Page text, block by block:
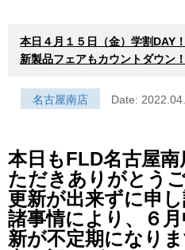
本日４月１５日（金）学割DAY
新製品フェアもカウントダウン
名古屋南店 Date:
本日もFLD名古屋
ただきありがとうご
更新が出来ずに申
諸事情により、６
新が不定期になりま